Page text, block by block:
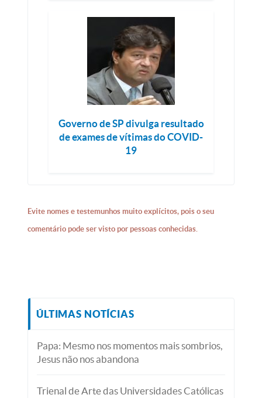
Governo de SP divulga resultado
de exames de vítimas do COVID-
19
Evite nomes e testemunhos muito explícitos, pois o seu
comentário pode ser visto por pessoas conhecidas.
ÚLTIMAS NOTÍCIAS
Papa: Mesmo nos momentos mais sombrios,
Jesus não nos abandona
Trienal de Arte das Universidades Católicas